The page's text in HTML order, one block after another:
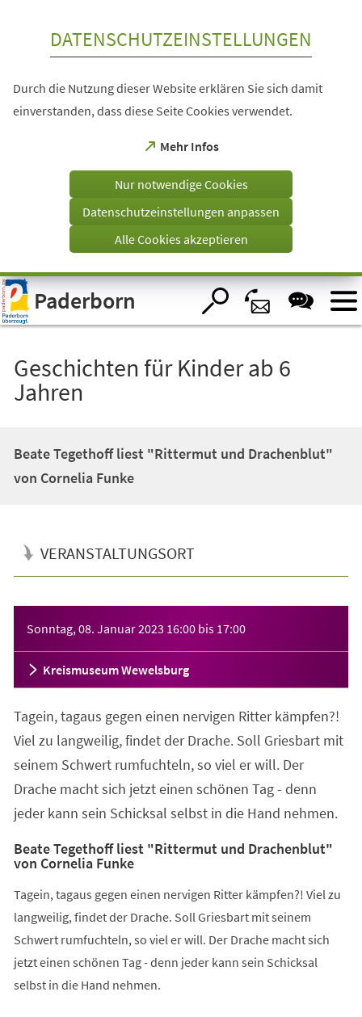
Visuelle
Assistenzsoftware
öffnen.
DATENSCHUTZEINSTELLUNGEN
Durch die Nutzung dieser Website erklären Sie sich damit
einverstanden, dass diese Seite Cookies verwendet.
Mehr Infos
(Öffnet
einem
Tab)
Nur notwendige Cookies
Datenschutzeinstellungen anpassen
Alle Cookies akzeptieren
Paderborn
Geschichten für Kinder ab 6
Jahren
Beate Tegethoff liest "Rittermut und Drachenblut"
von Cornelia Funke
VERANSTALTUNGSORT
Sonntag, 08. Januar 2023 16:00 bis 17:00
Kreismuseum Wewelsburg
Tagein, tagaus gegen einen nervigen Ritter kämpfen?!
Viel zu langweilig, findet der Drache. Soll Griesbart mit
seinem Schwert rumfuchteln, so viel er will. Der
Drache macht sich jetzt einen schönen Tag - denn
jeder kann sein Schicksal selbst in die Hand nehmen.
Beate Tegethoff liest "Rittermut und Drachenblut"
von Cornelia Funke
Tagein, tagaus gegen einen nervigen Ritter kämpfen?! Viel zu
langweilig, findet der Drache. Soll Griesbart mit seinem
Schwert rumfuchteln, so viel er will. Der Drache macht sich
jetzt einen schönen Tag - denn jeder kann sein Schicksal
selbst in die Hand nehmen.